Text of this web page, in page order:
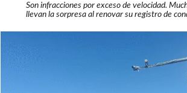
Son infracciones por exceso de velocidad.
llevan la sorpresa al renovar su registro de